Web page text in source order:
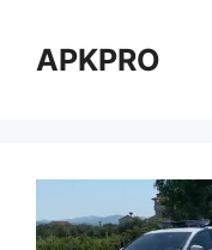
contentAPKPRO